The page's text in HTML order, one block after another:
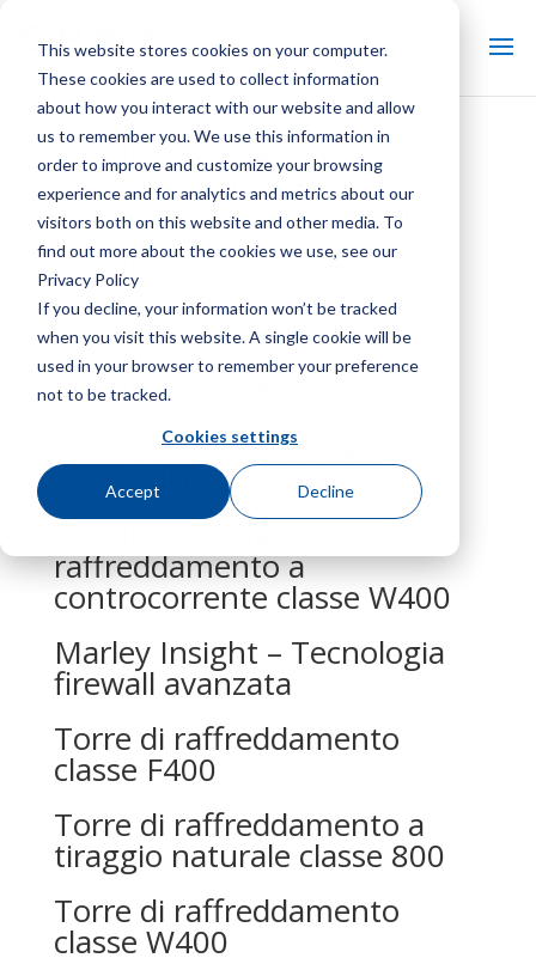
This website stores cookies on your computer.
These cookies are used to collect information
about how you interact with our website and allow
us to remember you. We use this information in
order to improve and customize your browsing
experience and for analytics and metrics about our
visitors both on this website and other media. To
find out more about the cookies we use, see our
Privacy Policy
If you decline, your information won’t be tracked
when you visit this website. A single cookie will be
used in your browser to remember your preference
not to be tracked.
Cookies settings
Accept Decline
Specifiche della torre di
raffreddamento a
controcorrente classe 800
Specifiche della torre di
raffreddamento a
controcorrente classe F400
Specifiche della torre di
controcorrente classe 800 -
Acqua di mare
raffreddamento a
controcorrente classe W400
Marley Insight – Tecnologia
firewall avanzata
Torre di raffreddamento
classe F400
Torre di raffreddamento a
tiraggio naturale classe 800
Torre di raffreddamento
classe W400